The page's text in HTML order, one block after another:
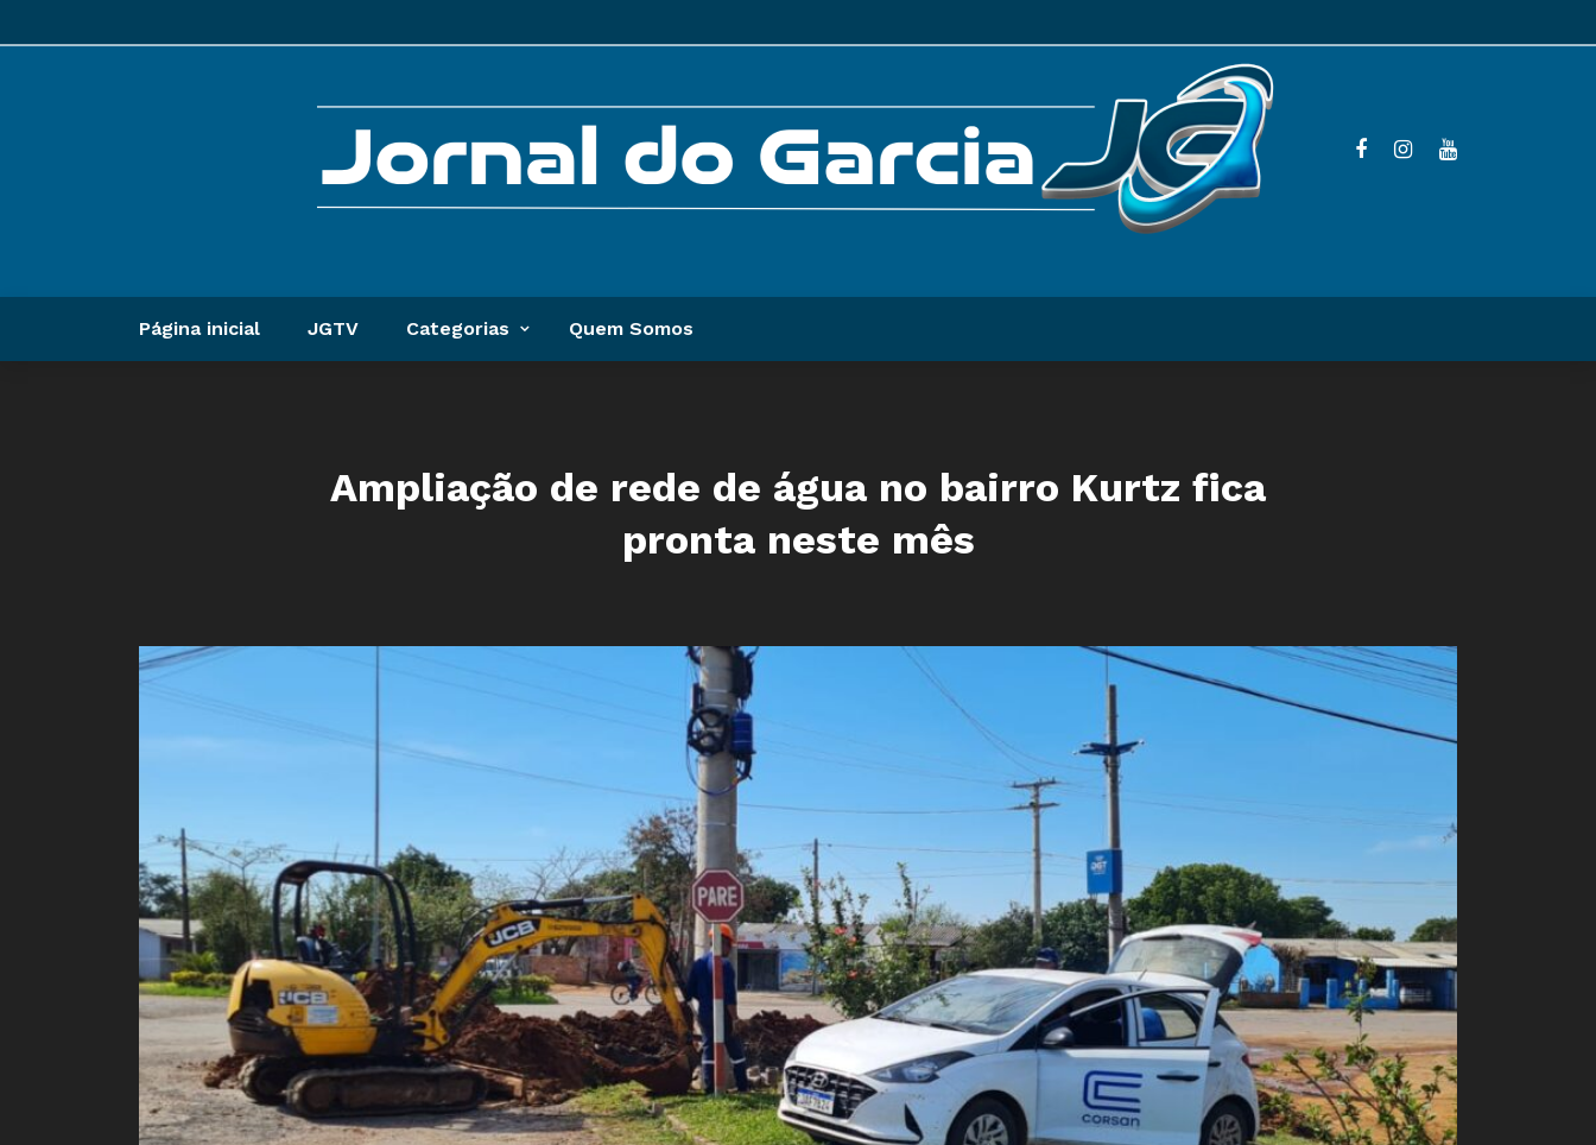
Página inicial JGTV Categorias Quem Somos
Ampliação de rede de água no bairro Kurtz fica
pronta neste mês